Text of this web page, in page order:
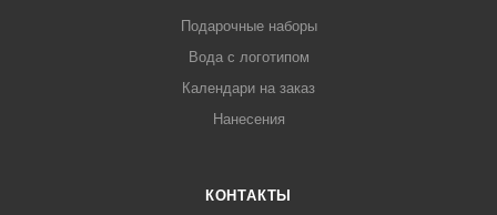
Подарочные наборы
Вода с логотипом
Календари на заказ
Нанесения
КОНТАКТЫ